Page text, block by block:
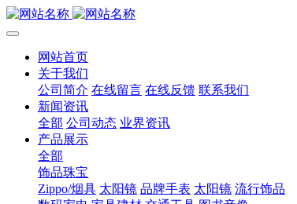
网站首页
关于我们
公司简介 在线留言 在线反馈 联系我们
新闻资讯
全部 公司动态 业界资讯
产品展示
全部
饰品珠宝
Zippo/烟具 太阳镜 品牌手表 太阳镜 流行饰品